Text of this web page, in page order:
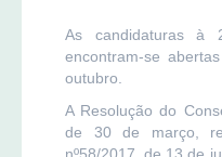
As candidaturas à
encontram-se
outubro.
A Resolução do
de 30 de março,
nº58/2017, de 13 de